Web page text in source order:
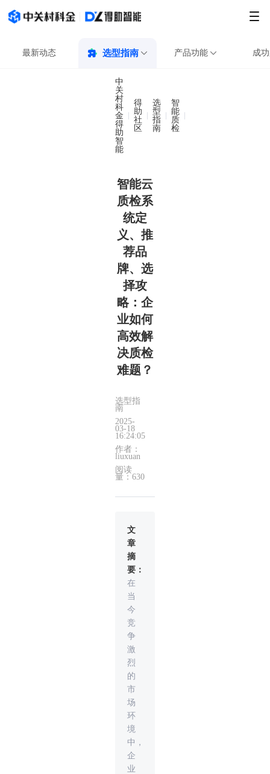
最新动态 选型指南 产品功能 成
中
关
村
科
金
得
助
智
能
得
助
社
区
选
型
指
南
智
能
质
检
智能云
质检系
统定
义、推
荐品
牌、选
择攻
略：企
业如何
高效解
决质检
难题？
选型指
南
2025-
03-18
16:24:05
作者：
liuxuan
阅读
量：630
文
章
摘
要：
在
当
今
竞
争
激
烈
的
市
场
环
境
中，
企
业